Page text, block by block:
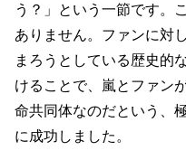
う？」という一節です。
ありません。ファンに対
まろうとしている歴史的
けることで、
嵐とファン
命共同体なのだという、
に成功しました。